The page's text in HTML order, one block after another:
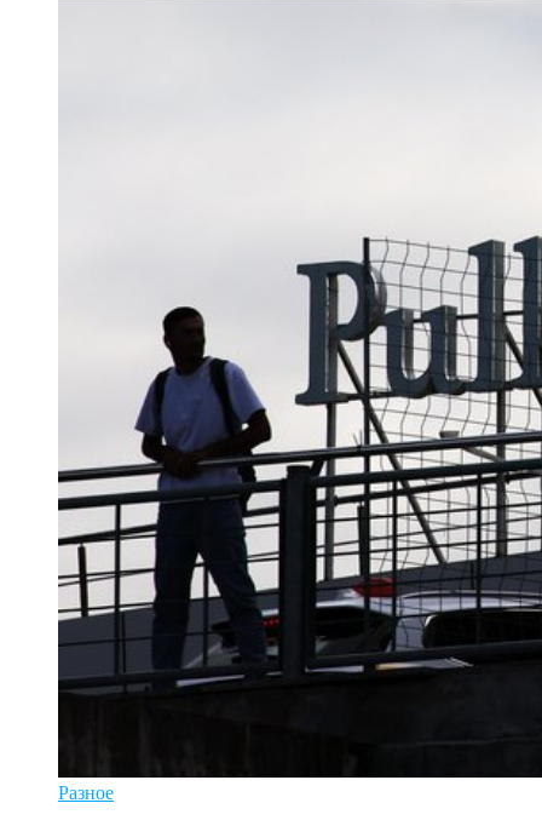
Разное